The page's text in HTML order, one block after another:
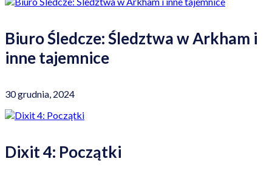
Biuro Śledcze: Śledztwa w Arkham i
inne tajemnice
30 grudnia, 2024
Dixit 4: Początki